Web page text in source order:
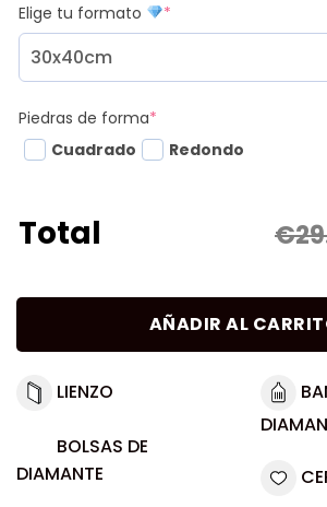
Elige tu formato *
Piedras de forma*
Cuadrado
Redondo
Total
AÑADIR AL
LIENZO
BOLSAS DE
DIAMANTE